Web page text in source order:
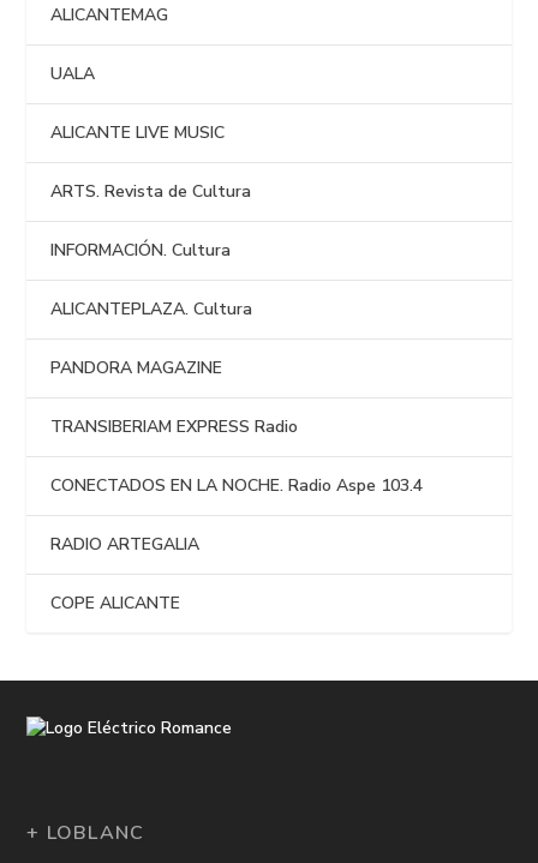
ALICANTEMAG
UALA
ALICANTE LIVE MUSIC
ARTS. Revista de Cultura
INFORMACIÓN. Cultura
ALICANTEPLAZA. Cultura
PANDORA MAGAZINE
TRANSIBERIAM EXPRESS Radio
CONECTADOS EN LA NOCHE. Radio Aspe 103.4
RADIO ARTEGALIA
COPE ALICANTE
+ LOBLANC